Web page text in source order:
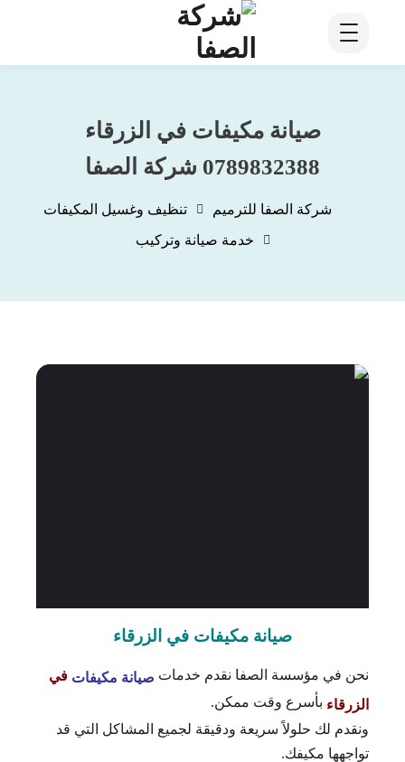
صيانة مكيفات في الزرقاء
0789832388 شركة الصفا
شركة الصفا للترميم
تنظيف وغسيل المكيفات
خدمة صيانة وتركيب
صيانة مكيفات في الزرقاء
نحن في مؤسسة الصفا نقدم خدمات صيانة مكيفات في
الزرقاء بأسرع وقت ممكن.
ونقدم لك حلولاً سريعة ودقيقة لجميع المشاكل التي قد
تواجهها مكيفك.